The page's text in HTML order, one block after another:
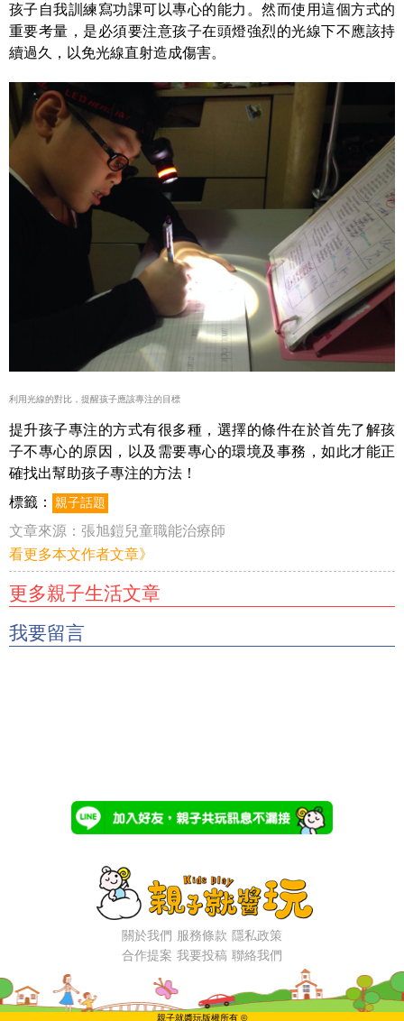
孩子自我訓練寫功課可以專心的能力。然而使用這個方式的
重要考量，是必須要注意孩子在頭燈強烈的光線下不應該持
續過久，以免光線直射造成傷害。
利用光線的對比，提醒孩子應該專注的目標
提升孩子專注的方式有很多種，選擇的條件在於首先了解孩
子不專心的原因，以及需要專心的環境及事務，如此才能正
確找出幫助孩子專注的方法！
標籤：
親子話題
文章來源： 張旭鎧兒童職能治療師
看更多本文作者文章》
更多親子生活文章
我要留言
關於我們 服務條款 隱私政策
合作提案 我要投稿 聯絡我們
親子就醬玩版權所有 ©